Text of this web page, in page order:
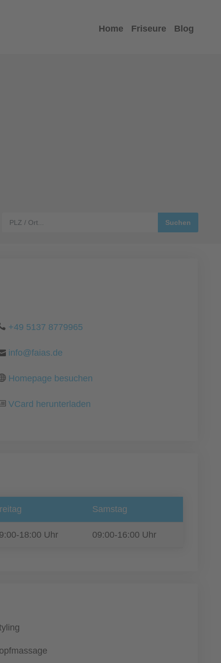
Home Friseure Blog
+49 5137 8779965
info@faias.de
Homepage besuchen
VCard herunterladen
Samstag
18:00 Uhr 09:00-16:00 Uhr